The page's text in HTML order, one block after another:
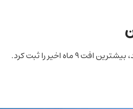
اخیر را ثبت کرد.